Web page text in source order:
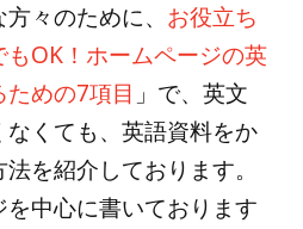
々のために、 お役立ち
もOK！ホームページの英
めの7項目 」で、英文
くても、英語資料をか
を紹介しております。
中心に書いております